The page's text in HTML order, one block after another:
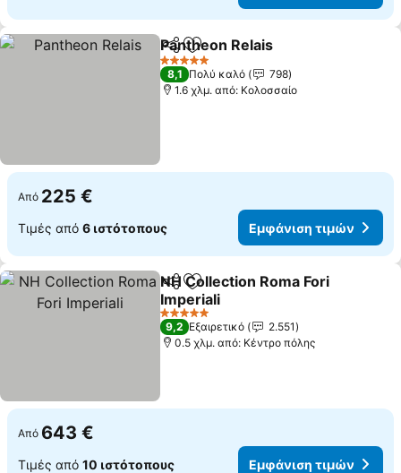
Κοινοποίηση
Προσθήκη στα αγαπημένα
Pantheon Relais
5 Αστέρια
8,1 Πολύ καλό
798
1.6 χλμ. από: Κολοσσαίο
Από 225 €
Τιμές από 6 ιστότοπους Εμφάνιση τιμών
Κοινοποίηση
Προσθήκη στα αγαπημένα
NH Collection Roma Fori
Imperiali
5 Αστέρια
9,2 Εξαιρετικό
2.551
0.5 χλμ. από: Κέντρο πόλης
Από 643 €
Τιμές από 10 ιστότοπους Εμφάνιση τιμών